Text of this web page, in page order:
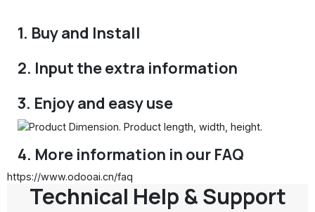
1. Buy and Install
2. Input the extra information
3. Enjoy and easy use
4. More information in our FAQ
https://www.odooai.cn/faq
Technical Help & Support